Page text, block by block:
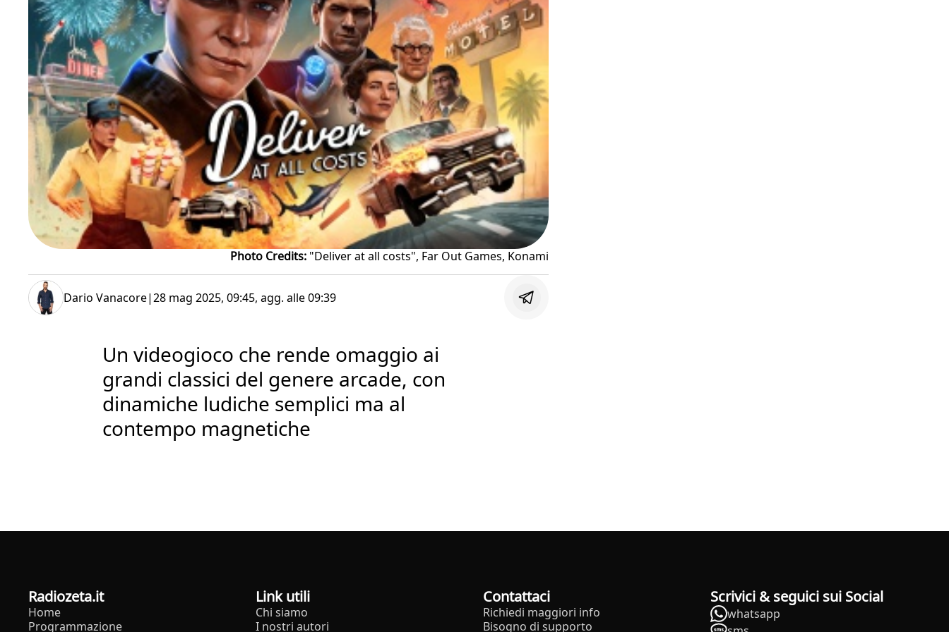
Photo Credits: "Deliver at all costs", Far Out Games, Konami
Dario Vanacore|28 mag 2025, 09:45, agg. alle09:39
Un videogioco che rende omaggio ai
grandi classici del genere arcade, con
dinamiche ludiche semplici ma al
contempo magnetiche
radiozeta.it
Home
Programmazione
Link utili
Chi siamo
I nostri autori
Contattaci
Richiedi maggiori info
Bisogno di supporto
Scrivici & seguici sui Social
whatsapp